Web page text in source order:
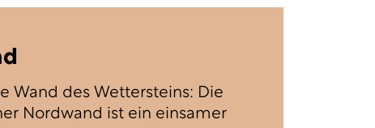
Wand des Wettersteins: Die
Nordwand ist ein einsamer